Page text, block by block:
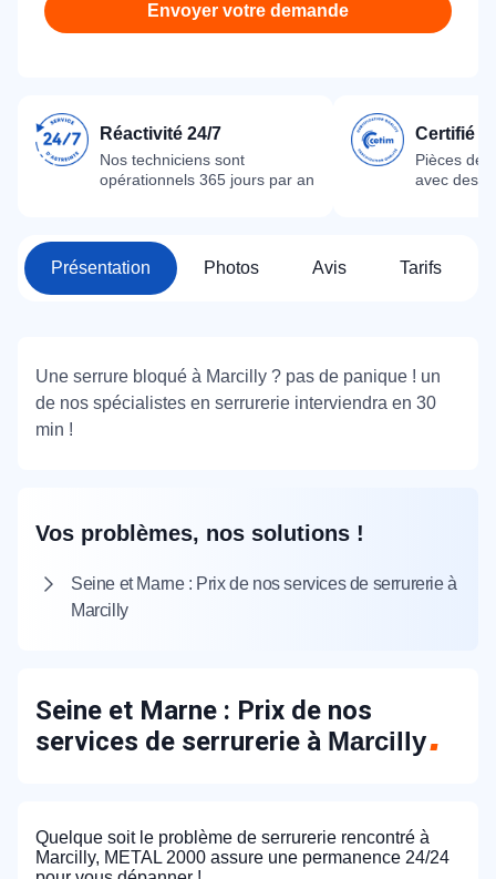
Envoyer votre demande
Réactivité 24/7
Nos techniciens sont
opérationnels 365 jours par an
Certifié
Pièces
avec des
Présentation Photos Avis Tarifs
Une serrure bloqué à Marcilly ? pas de panique ! un
de nos spécialistes en serrurerie interviendra en 30
min !
Vos problèmes, nos solutions !
Seine et Marne : Prix de nos services de serrurerie à
Marcilly
Seine et Marne : Prix de nos
services de serrurerie à Marcilly
Quelque soit le problème de serrurerie rencontré à
Marcilly, METAL 2000 assure une permanence 24/24